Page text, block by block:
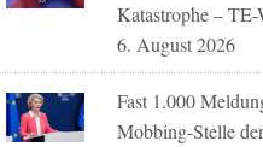
Katastrophe – TE-
6. August 2026
Fast 1.000
Mobbing-Stelle